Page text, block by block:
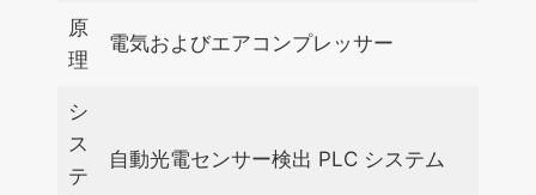
原
理
電気およびエアコンプレッサー
シ
ス
テ
自動光電センサー検出 PLC システム